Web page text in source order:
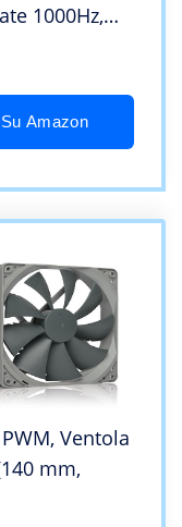
1000Hz,
Scocca a
Amazon
Ventola
mm,